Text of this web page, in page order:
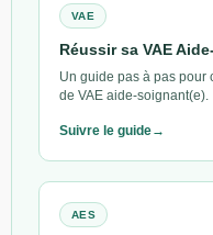
VAE
Réussir sa VAE
Un guide pas à pas pour
de VAE aide-soignant(e).
Suivre le guide
AES